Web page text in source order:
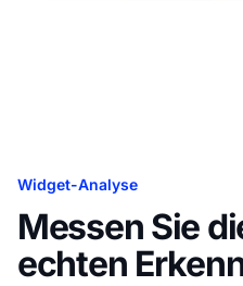
Widget-Analyse
Messen Sie
echten